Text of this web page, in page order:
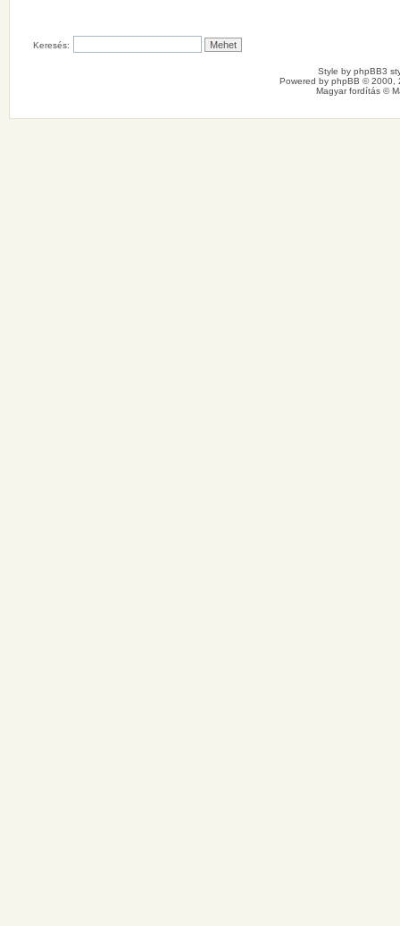
Keresés:
Style by phpBB3
Powered by phpBB © 2000,
Magyar fordítás ©